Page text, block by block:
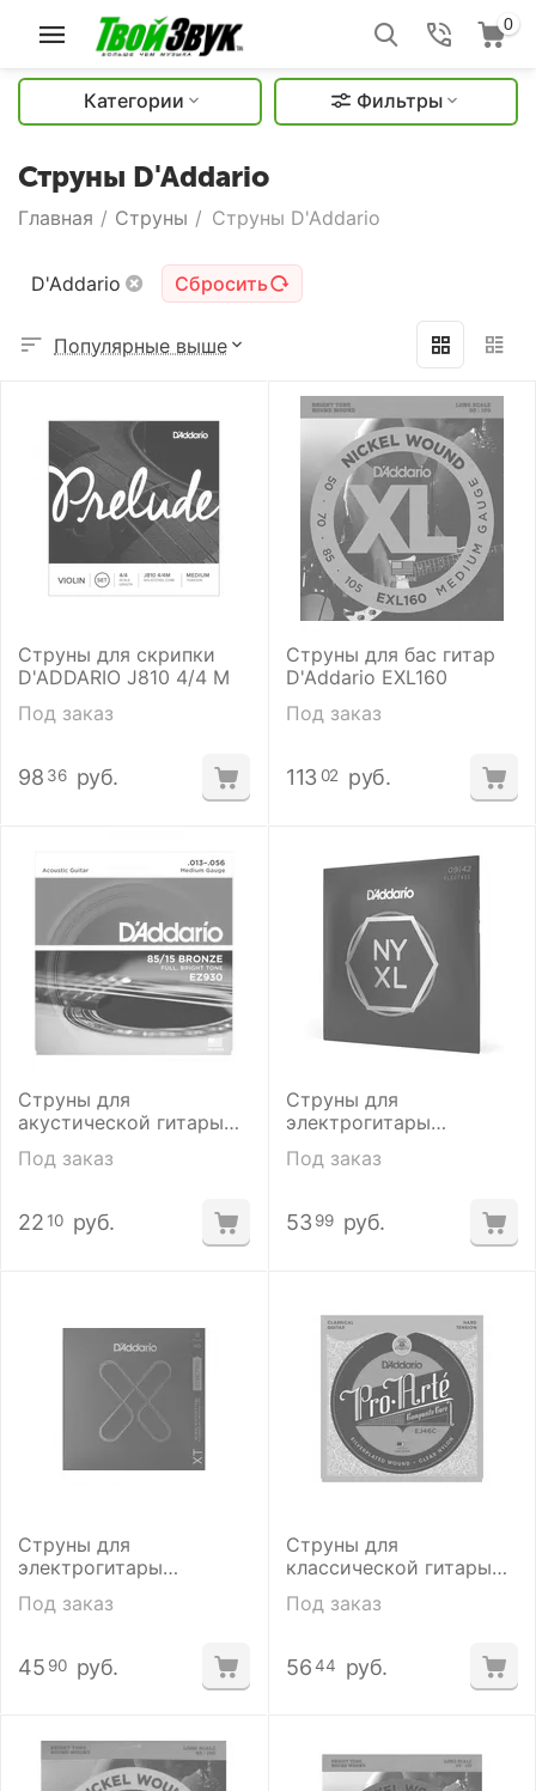
0
Категории Фильтры
Струны D'Addario
Главная / Струны / Струны D'Addario
D'Addario Сбросить
Популярные выше
Струны для скрипки
D'ADDARIO J810 4/4 M
Под заказ
98 36 руб.
Струны для бас гитар
D'Addario EXL160
Под заказ
113 02 руб.
Струны для
акустической гитары
Под заказ
2210 руб.
Струны для
электрогитары
Под заказ
53 99 руб.
Струны для
электрогитары
Под заказ
45 90 руб.
Струны для
классической гитары
Под заказ
5644 руб.